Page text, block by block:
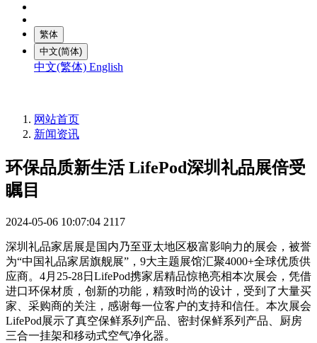
繁体
中文(简体)
中文(繁体) English
网站首页
新闻资讯
环保品质新生活 LifePod深圳礼品展倍受
瞩目
2024-05-06 10:07:04 2117
深圳礼品家居展是国内乃至亚太地区极富影响力的展会，被誉
为“中国礼品家居旗舰展”，9大主题展馆汇聚4000+全球优质供
应商。4月25-28日LifePod携家居精品惊艳亮相本次展会，凭借
进口环保材质，创新的功能，精致时尚的设计，受到了大量买
家、采购商的关注，感谢每一位客户的支持和信任。本次展会
LifePod展示了真空保鲜系列产品、密封保鲜系列产品、厨房
三合一挂架和移动式空气净化器。